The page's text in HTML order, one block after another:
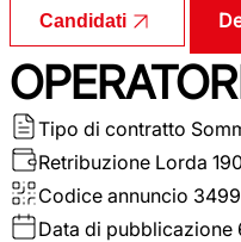
Candidati
Tipo di contratto
Retribuzione Lorda
Codice annuncio
Data di pubblicazione